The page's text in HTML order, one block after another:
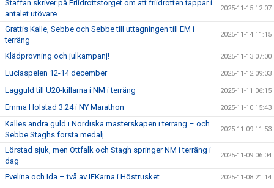
Staffan skriver på Friidrottstorget om att friidrotten tappar i
antalet utövare
2025-11-15 12:07
Grattis Kalle, Sebbe och Sebbe till uttagningen till EM i
terräng
2025-11-14 11:15
Klädprovning och julkampanj! 2025-11-13 07:00
Luciaspelen 12-14 december 2025-11-12 09:03
Lagguld till U20-killarna i NM i terräng 2025-11-11 06:15
Emma Holstad 3:24 i NY Marathon 2025-11-10 15:43
Kalles andra guld i Nordiska mästerskapen i terräng – och
Sebbe Staghs första medalj
2025-11-09 11:53
Lörstad sjuk, men Ottfalk och Stagh springer NM i terräng i
dag
2025-11-09 06:04
Evelina och Ida – två av IFKarna i Höstrusket 2025-11-08 21:14